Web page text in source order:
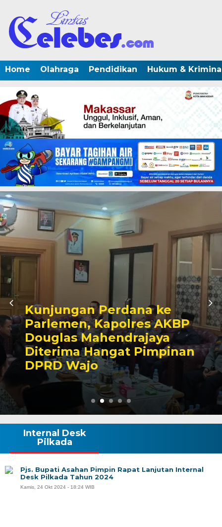
Home Olahraga Pendidikan Hukum &
Awali Tugas sebagai
Kabagbinkar, AKBP
Taherong Tekankan
Kebersihan dan
Demi Kepuasan
Internal Desk
Pilkada
Pjs. Bupati Asahan Pimpin Rapat Lanjutan Internal
Desk Pilkada Tahun 2024
Kamis, 24 Okt 2024 - 18:24 WIB